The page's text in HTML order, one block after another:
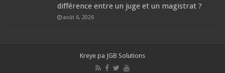
différence entre un juge et un magistrat ?
août 6, 2026
Kreye pa JGB Solutions